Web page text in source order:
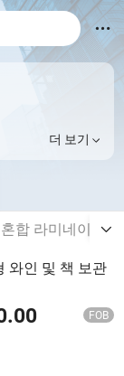
더 보기
합 라미네이트
와인 및 책 보관
FOB